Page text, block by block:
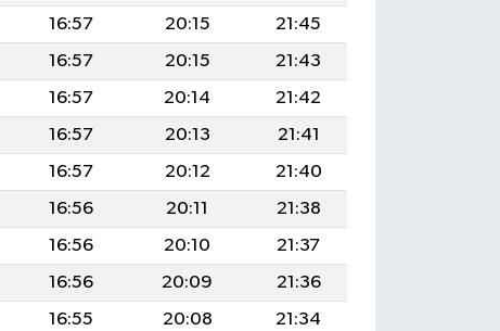
16:57 20:15
21:45
16:57 20:15
21:43
16:57 20:14
21:42
16:57 20:13
21:41
16:57 20:12
21:40
16:56 20:11
21:38
16:56 20:10
21:37
16:56 20:09
21:36
16:55 20:08
21:34